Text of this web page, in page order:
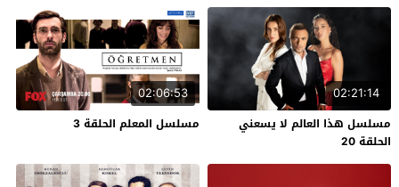
02:21:14
مسلسل هذا العالم لا يسعني
الحلقة 20
02:06:53
مسلسل المعلم الحلقة 3